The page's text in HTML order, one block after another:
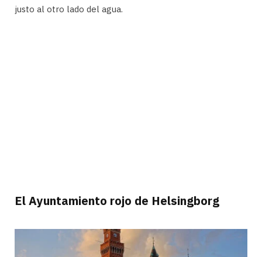
justo al otro lado del agua.
El Ayuntamiento rojo de Helsingborg